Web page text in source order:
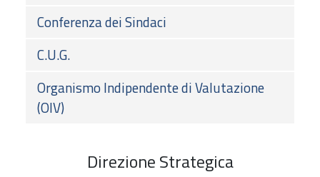
Conferenza dei Sindaci
C.U.G.
Organismo Indipendente di Valutazione
(OIV)
Direzione Strategica